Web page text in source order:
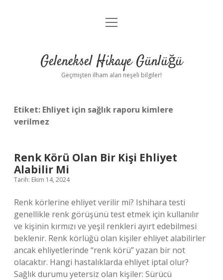
Anasayfa
Yasal Uyarı
menüyü
Geleneksel Hikaye Günlüğü
Geçmişten ilham alan neşeli bilgiler!
Etiket: Ehliyet için sağlık raporu kimlere
verilmez
Renk Körü Olan Bir Kişi Ehliyet
Alabilir Mi
Tarih: Ekim 14, 2024
Renk körlerine ehliyet verilir mi? Ishihara testi
genellikle renk görüşünü test etmek için kullanılır
ve kişinin kırmızı ve yeşil renkleri ayırt edebilmesi
beklenir. Renk körlüğü olan kişiler ehliyet alabilirler
ancak ehliyetlerinde “renk körü” yazan bir not
olacaktır. Hangi hastalıklarda ehliyet iptal olur?
Sağlık durumu yetersiz olan kişiler: Sürücü